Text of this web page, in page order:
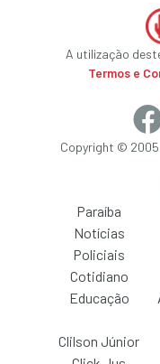
A utilização
Termos e
Copyright ©
Paraíba
Notícias
Policiais
Cotidiano
Educação
Clilson Júnior